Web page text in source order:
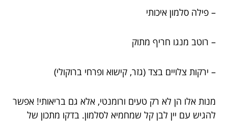
– פילה סלמון איכותי
– רוטב מנגו חריף מתוק
– ירקות צלויים בצד (גזר, קישוא ופרחי ברוקולי)
מנות אלו הן לא רק טעים ורומנטי, אלא גם בריאותי! אפשר
להגיש עם יין לבן קל שמחמיא לסלמון. בדקו מתכון של